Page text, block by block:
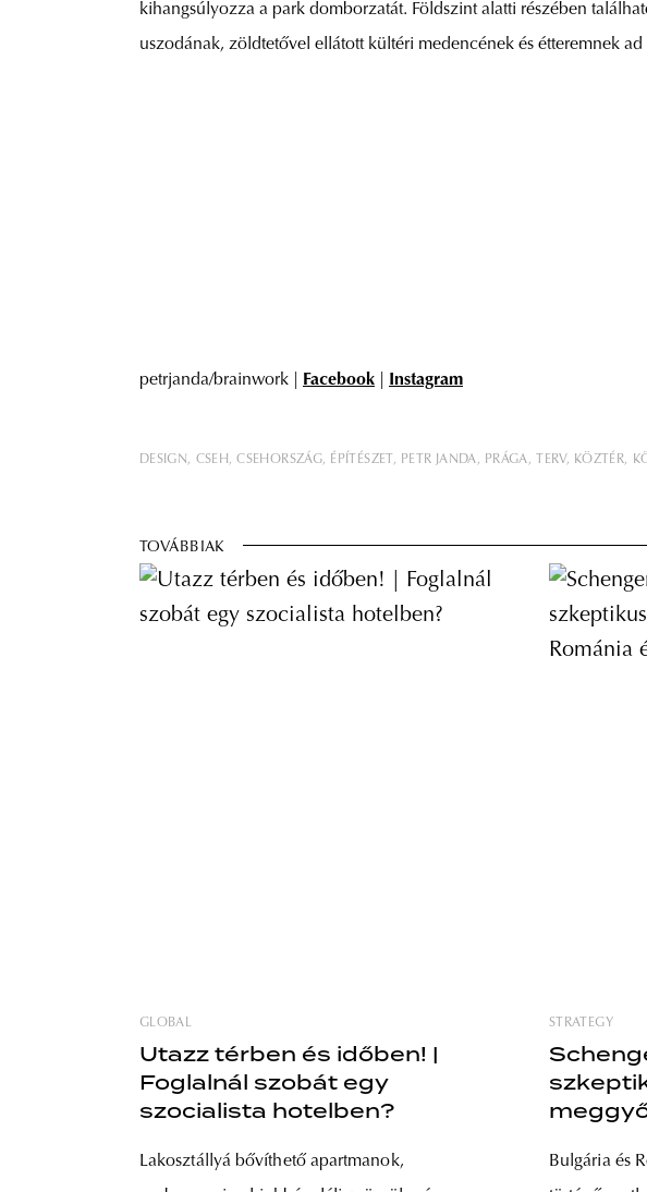
kihangsúlyozza a park domborzatát. Földszint alatti részében
uszodának, zöldtetővel ellátott kültéri medencének és étteremnek ad
petrjanda/brainwork | Facebook Instagram
DESIGN CSEH CSEHORSZÁG ÉPÍTÉSZET PETR JANDA PRÁGA TERV KÖZTÉR
TOVÁBBIAK
GLOBAL
Utazz térben és időben! |
Foglalnál szobát egy
szocialista hotelben?
Lakosztállyá bővíthető apartmanok,
STRATEGY
Bulgária és